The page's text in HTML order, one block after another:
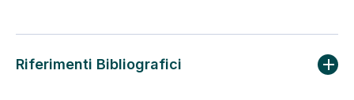
Riferimenti Bibliografici